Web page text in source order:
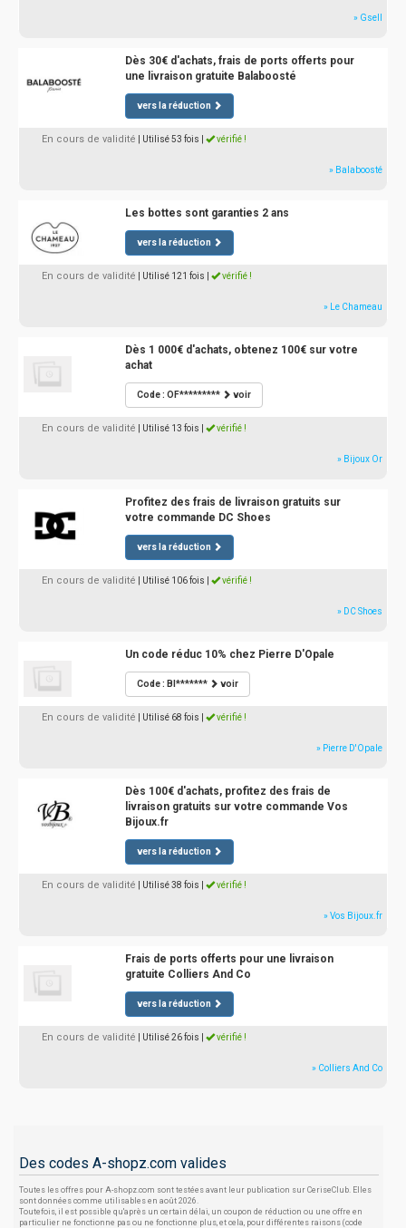
» Gsell
Dès 30€ d'achats, frais de ports offerts pour
une livraison gratuite Balaboosté
vers la réduction
En cours de validité | Utilisé 53 fois vérifié !
» Balaboosté
Les bottes sont garanties 2 ans
vers la réduction
En cours de validité | Utilisé 121 fois vérifié !
» Le Chameau
Dès 1 000€ d'achats, obtenez 100€ sur votre
achat
Code : OF********* voir
En cours de validité | Utilisé 13 fois vérifié !
» Bijoux Or
Profitez des frais de livraison gratuits sur
votre commande DC Shoes
vers la réduction
En cours de validité | Utilisé 106 fois vérifié !
» DC Shoes
Un code réduc 10% chez Pierre D'Opale
Code : BI******* voir
En cours de validité | Utilisé 68 fois vérifié !
» Pierre D'Opale
Dès 100€ d'achats, profitez des frais de
livraison gratuits sur votre commande Vos
Bijoux.fr
vers la réduction
En cours de validité | Utilisé 38 fois vérifié !
» Vos Bijoux.fr
Frais de ports offerts pour une livraison
gratuite Colliers And Co
vers la réduction
En cours de validité | Utilisé 26 fois vérifié !
» Colliers And Co
Des codes A-shopz.com valides
Toutes les offres pour A-shopz.com sont testées avant leur publication sur CeriseClub. Elles
sont données comme utilisables en août 2026.
Toutefois, il est possible qu'après un certain délai, un coupon de réduction ou une offre en
particulier ne fonctionne pas ou ne fonctionne plus, et cela, pour différentes raisons (code